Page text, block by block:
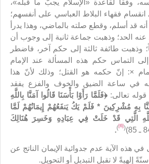
وفقاً لقاعدة «الإسلام يجبّ ما قبله»،
انقسام فقهاء البلاط العباسي على أنفسهم؛
قد أسلم، وقطع صلته بالماضي، وهذا يدرأ
الحد؛ وذهبت جماعة ثانية إلى وجوب أن
وذهبت طائفة ثالثة إلى حكم آخر، فاضطر
إلى التماس حكم هذه المسألة عند الإمام
×: إنّ حكمه هو القتل؛ وذلك لأنّ هذا
في ساعة الضيق والخوف والفزع يفقد
قوله تعالى:﴿فَلَمَّا رَأَوْا بَأْسَنَا قَالُوا آمَنَّا بِاللَّهِ
بِهِ مُشْرِكِينَ *فَلَمْ يَكُ يَنفَعُهُمْ إِيمَانُهُمْ لَمَّا
الَّتِي قَدْ خَلَتْ فِي عِبَادِهِ وَخَسِرَ هُنَالِكَ
(
[6]
)
.
في هذه الآية عدم جدوائية الإيمان الناتج عن
إلهيةً لا تقبل التبديل أو التحويل.